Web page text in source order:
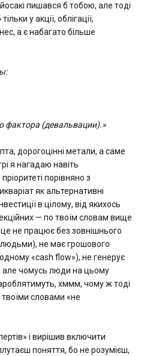
пишався б тобою, але тоді
у акції, облігації,
а є набагато більше
фактора (девальвации).»
дорогоцінні метали, а саме
я нагадаю навіть
порівняно з
як альтернативні
в цілому, від якихось
— по твоїм словам вище
не працює без зовнішнього
не має грошового
«cash flow»), не генерує
але чомусь люди на цьому
хммм, чому ж тоді
словами «не
і вирішив включити
поняття, бо не розумієш,